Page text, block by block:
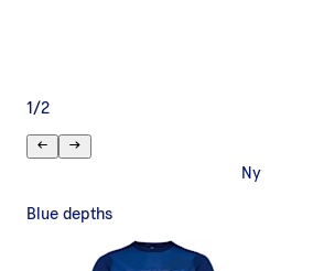
1 /2
Ny
Blue depths